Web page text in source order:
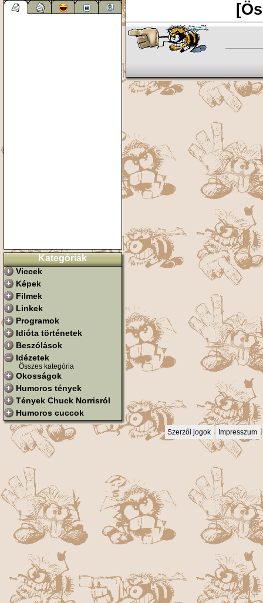
Kategóriák
Viccek
Képek
Filmek
Linkek
Programok
Idióta történetek
Beszólások
Idézetek
Összes kategória
Okosságok
Humoros tények
Tények Chuck Norrisról
Humoros cuccok
Szerzői jogok Impresszum